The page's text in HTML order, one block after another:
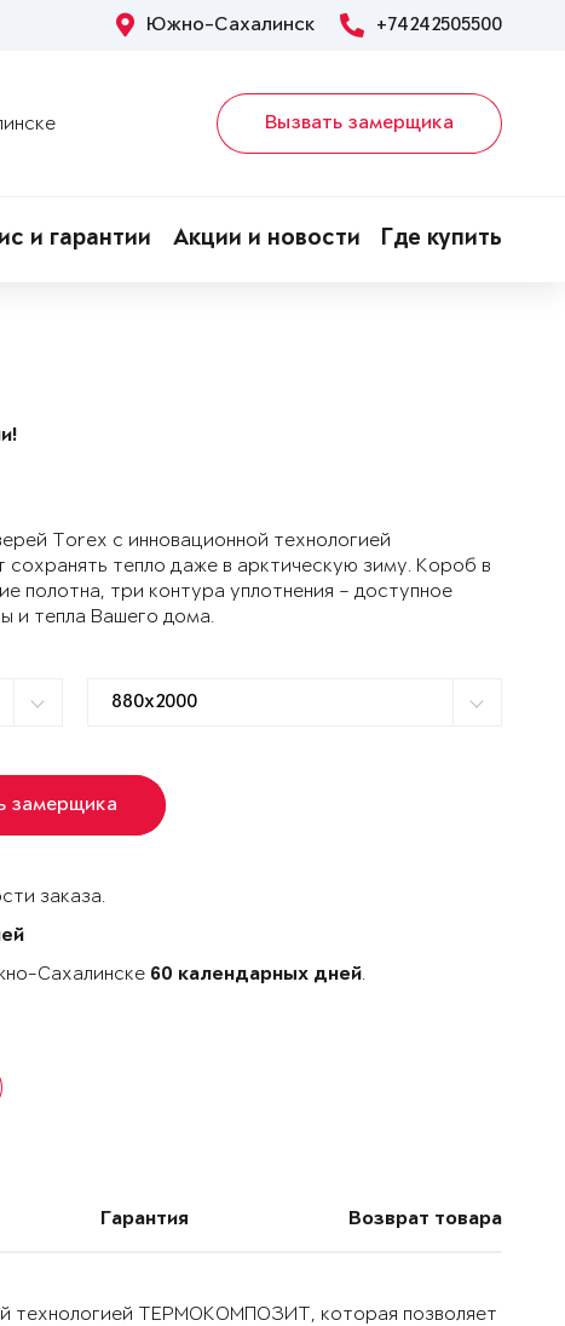
Южно-Сахалинск +74242505500
Вызвать замерщика
и гарантии Акции и новости Где купить
Torex с инновационной технологией
тепло даже в арктическую зиму. Короб в
полотна, три контура уплотнения – доступное
и тепла Вашего дома.
замерщика
заказа.
Сахалинске 60 календарных дней.
Гарантия Возврат товара
технологией ТЕРМОКОМПОЗИТ, которая позволяет